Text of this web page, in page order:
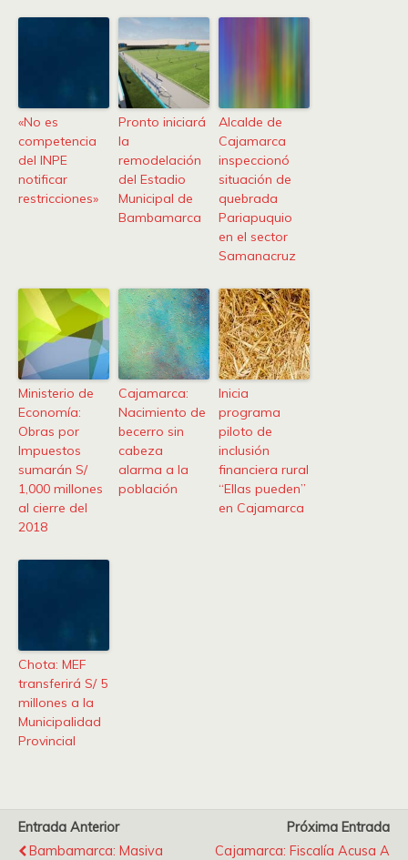
«No es
competencia
del INPE
notificar
restricciones»
Pronto iniciará
la
remodelación
del Estadio
Municipal de
Bambamarca
Alcalde de
Cajamarca
inspeccionó
situación de
quebrada
Pariapuquio
en el sector
Samanacruz
Ministerio de
Economía:
Obras por
Impuestos
sumarán S/
1,000 millones
al cierre del
2018
Cajamarca:
Nacimiento de
becerro sin
cabeza
alarma a la
población
Inicia
programa
piloto de
inclusión
financiera rural
“Ellas pueden”
en Cajamarca
Chota: MEF
transferirá S/ 5
millones a la
Municipalidad
Provincial
Entrada Anterior
Bambamarca: Masiva
Próxima Entrada
Cajamarca: Fiscalía Acusa A